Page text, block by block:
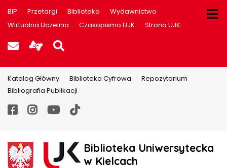
BIP Przetargi Biblioteka
Wydawnictwo
Wirtualna Uczelnia
Czasopismo UJK Strona UJK
Poczta UJK
Informacje dla użytkowników
Szukaj na stronie
Katalog Główny Biblioteka Cyfrowa
Repozytorium
Bibliografia Publikacji
Facebook
Instagram
YouTube
TikTok
Biblioteka Uniwersytecka
w Kielcach